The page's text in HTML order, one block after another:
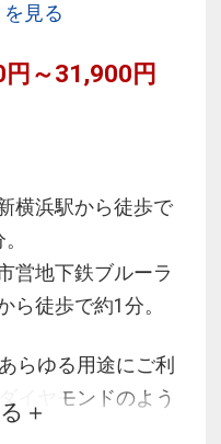
見る
～31,900円
横浜駅から徒歩で
営地下鉄ブルーラ
ら徒歩で約1分。
らゆる用途にご利
イヤモンドのよう
ルを目指して。お